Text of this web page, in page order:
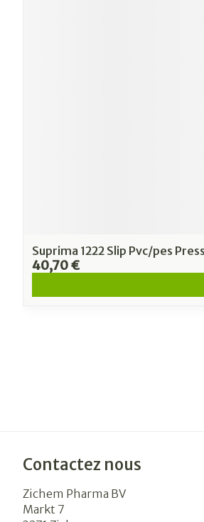
Suprima 1222 Slip Pvc/pes
40,70 €
Contactez nous
Zichem Pharma BV
Markt 7